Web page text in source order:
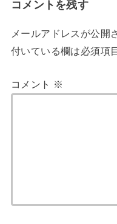
コメントを残す
メールアドレスが公開
付いている欄は必須項
コメント ※